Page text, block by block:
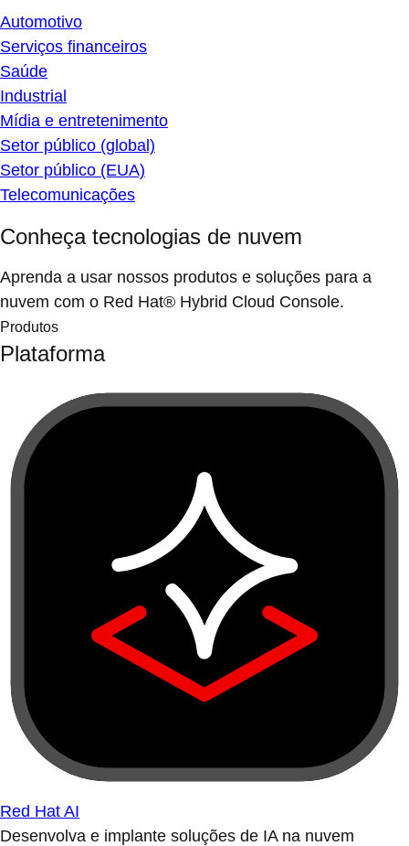
Automotivo
Serviços financeiros
Saúde
Industrial
Mídia e entretenimento
Setor público (global)
Setor público (EUA)
Telecomunicações
Conheça tecnologias de nuvem
Aprenda a usar nossos produtos e soluções para a
nuvem com o Red Hat® Hybrid Cloud Console.
Produtos
Plataforma
Red Hat AI
Desenvolva e implante soluções de IA na nuvem